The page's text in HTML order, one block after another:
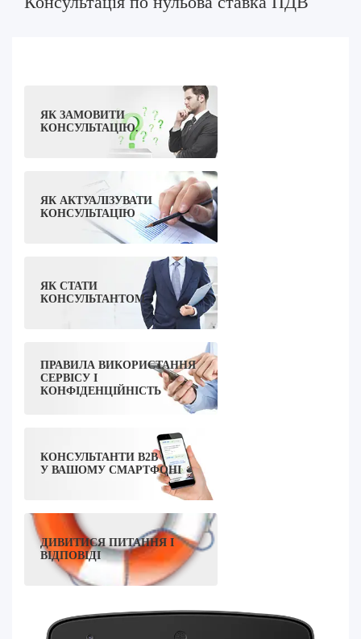
ЯК ЗАМОВИТИ
КОНСУЛЬТАЦІЮ.
ЯК АКТУАЛІЗУВАТИ
КОНСУЛЬТАЦІЮ
ЯК СТАТИ
КОНСУЛЬТАНТОМ
ПРАВИЛА ВИКОРИСТАННЯ
СЕРВІСУ І
КОНФІДЕНЦІЙНІСТЬ
КОНСУЛЬТАНТИ B2B
У ВАШОМУ СМАРТФОНІ
ДИВИТИСЯ ПИТАННЯ І
ВІДПОВІДІ